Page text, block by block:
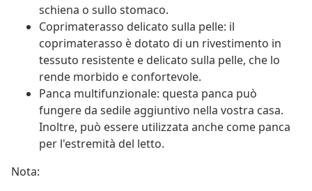
schiena o sullo stomaco.
Coprimaterasso delicato sulla pelle: il
coprimaterasso è dotato di un rivestimento in
tessuto resistente e delicato sulla pelle, che lo
rende morbido e confortevole.
Panca multifunzionale: questa panca può
fungere da sedile aggiuntivo nella vostra casa.
Inoltre, può essere utilizzata anche come panca
per l'estremità del letto.
Nota: